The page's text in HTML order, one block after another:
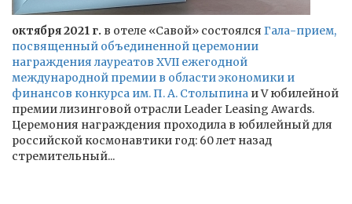
октября 2021 г. в отеле «Савой» состоялся Гала-прием,
посвященный объединенной церемонии
награждения лауреатов XVII ежегодной
международной премии в области экономики и
финансов конкурса им. П. А. Столыпина и V юбилейной
премии лизинговой отрасли Leader Leasing Awards.
Церемония награждения проходила в юбилейный для
российской космонавтики год: 60 лет назад
стремительный...